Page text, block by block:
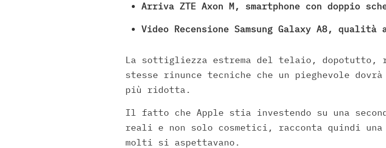
Arriva ZTE Axon M, smartphone con doppio
Video Recensione Samsung Galaxy A8,
La sottigliezza estrema del telaio, dopotutto,
stesse rinunce tecniche che un pieghevole
più ridotta.
Il fatto che Apple stia investendo su una
reali e non solo cosmetici, racconta quindi
molti si aspettavano.